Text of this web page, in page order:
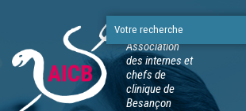
Association
des internes et
chefs de
clinique de
Besançon